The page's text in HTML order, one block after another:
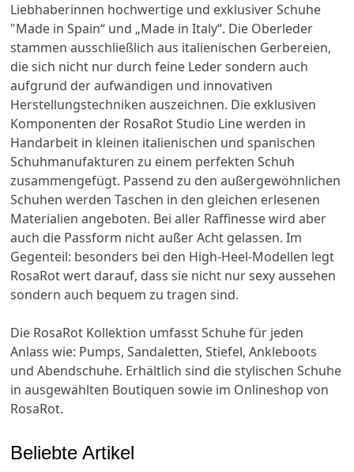
Liebhaberinnen hochwertige und exklusiver Schuhe
"Made in Spain“ und „Made in Italy“. Die Oberleder
stammen ausschließlich aus italienischen Gerbereien,
die sich nicht nur durch feine Leder sondern auch
aufgrund der aufwändigen und innovativen
Herstellungstechniken auszeichnen. Die exklusiven
Komponenten der RosaRot Studio Line werden in
Handarbeit in kleinen italienischen und spanischen
Schuhmanufakturen zu einem perfekten Schuh
zusammengefügt. Passend zu den außergewöhnlichen
Schuhen werden Taschen in den gleichen erlesenen
Materialien angeboten. Bei aller Raffinesse wird aber
auch die Passform nicht außer Acht gelassen. Im
Gegenteil: besonders bei den High-Heel-Modellen legt
RosaRot wert darauf, dass sie nicht nur sexy aussehen
sondern auch bequem zu tragen sind.
Die RosaRot Kollektion umfasst Schuhe für jeden
Anlass wie: Pumps, Sandaletten, Stiefel, Ankleboots
und Abendschuhe. Erhältlich sind die stylischen Schuhe
in ausgewählten Boutiquen sowie im Onlineshop von
RosaRot.
Beliebte Artikel